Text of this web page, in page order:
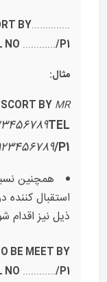
BY..............
NO ............/P1
مثال:
BY MR
TEL
/P1
همچنین
ذیل نیز اقدام
BE MEET BY
NO ............/P1